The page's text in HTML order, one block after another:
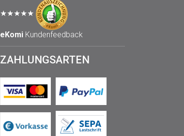
★★★★★
eKomiKundenfeedback
ZAHLUNGSARTEN